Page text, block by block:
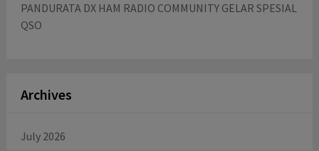
PANDURATA DX HAM RADIO COMMUNITY GELAR SPESIAL
QSO
Archives
July 2026